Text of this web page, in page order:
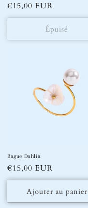
Prix
habituel
€15,00 EUR
Épuisé
Bague Dahlia
Prix
habituel
€15,00 EUR
Ajouter au panier